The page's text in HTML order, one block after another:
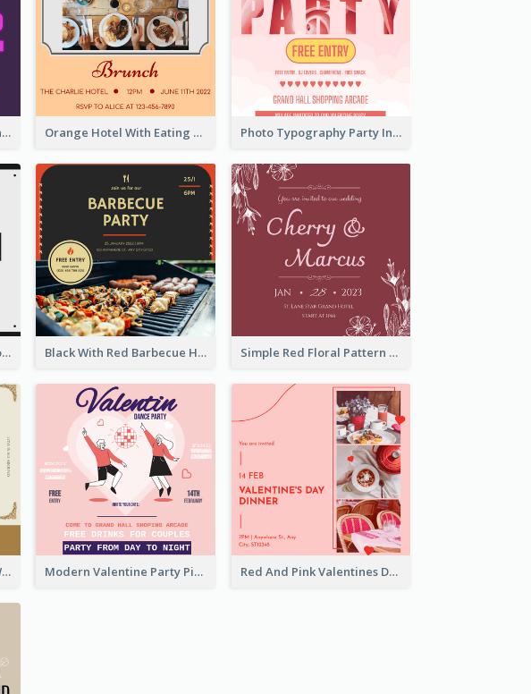
Purple Neon 2020 Christmas Party Invitation Orange Hotel With Eating Brunch Invitation Photo Typography Party Invitation Design Templates
Black And White Circle Photo Thanksgiving Dinner Invitation Black With Red Barbecue Housewarming Invitation Simple Red Floral Pattern Wedding Invitation
Gold Brown Photo Circle Wedding Invitation Modern Valentine Party Pink Invitation Design Templates Red And Pink Valentines Day Dinner Invitation